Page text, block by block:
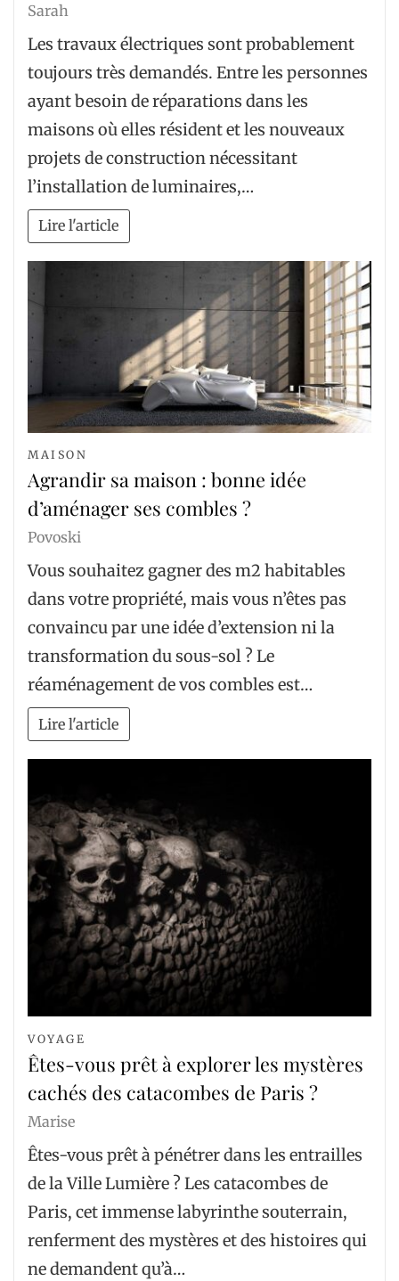
Sarah
Les travaux électriques sont probablement
toujours très demandés. Entre les personnes
ayant besoin de réparations dans les
maisons où elles résident et les nouveaux
projets de construction nécessitant
l’installation de luminaires,…
Lire l'article
MAISON
Agrandir sa maison : bonne idée
d’aménager ses combles ?
Povoski
Vous souhaitez gagner des m2 habitables
dans votre propriété, mais vous n’êtes pas
convaincu par une idée d’extension ni la
transformation du sous-sol ? Le
réaménagement de vos combles est…
Lire l'article
VOYAGE
Êtes-vous prêt à explorer les mystères
cachés des catacombes de Paris ?
Marise
Êtes-vous prêt à pénétrer dans les entrailles
de la Ville Lumière ? Les catacombes de
Paris, cet immense labyrinthe souterrain,
renferment des mystères et des histoires qui
ne demandent qu’à…